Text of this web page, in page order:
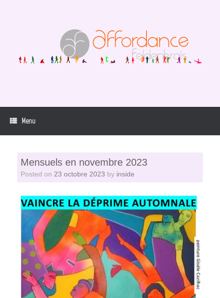
Menu
Mensuels en novembre 2023
Posted on 23 octobre 2023 by inside